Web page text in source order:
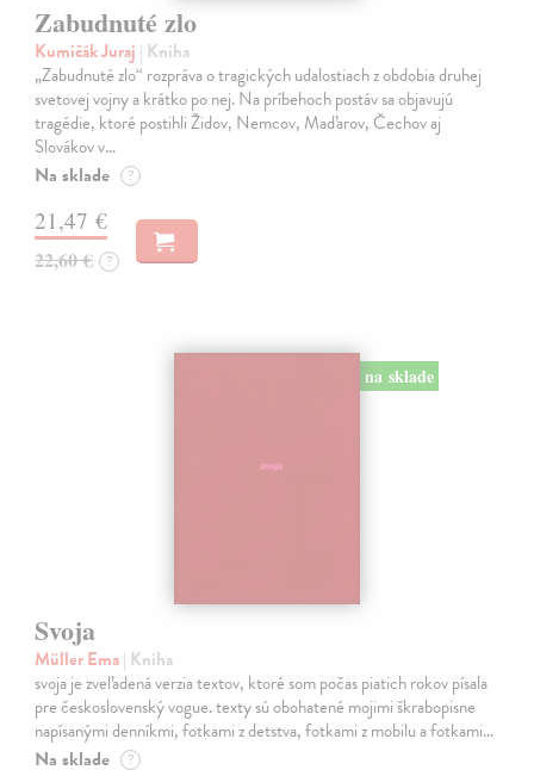
Zabudnuté zlo
Kumičák Juraj | Kniha
„Zabudnuté zlo“ rozpráva o tragických udalostiach z obdobia druhej
svetovej vojny a krátko po nej. Na príbehoch postáv sa objavujú
tragédie, ktoré postihli Židov, Nemcov, Maďarov, Čechov aj
Slovákov v…
Na sklade ?
21,47 €
22,60 € ?
na sklade
Svoja
Müller Ema| Kniha
svoja je zveľadená verzia textov, ktoré som počas piatich rokov písala
pre československý vogue. texty sú obohatené mojimi škrabopisne
napísanými denníkmi, fotkami z detstva, fotkami z mobilu a fotkami…
Na sklade ?